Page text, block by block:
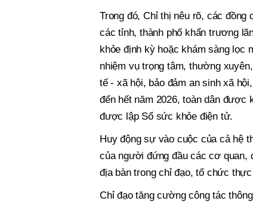
Trong đó, Chỉ thị nêu rõ, các
các tỉnh, thành phố khẩn trương
khỏe định kỳ hoặc khám sàng lọc
nhiệm vụ trọng tâm, thường
tế - xã hội, bảo đảm an sinh xã
đến hết năm 2026, toàn dân được
được lập Sổ sức khỏe điện tử.
Huy động sự vào cuộc của cả hệ
của người đứng đầu các cơ quan,
địa bàn trong chỉ đạo, tổ chức
Chỉ đạo tăng cường công tác